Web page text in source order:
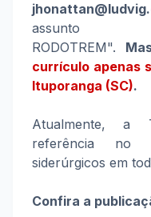
assunto
RODOTREM".
currículo apenas
Ituporanga (SC).
Atualmente, a
referência no
siderúrgicos em
Confira a